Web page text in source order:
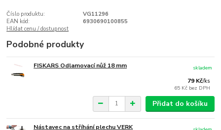
Číslo produktu:
VG11296
EAN kód:
6930690100855
Hlídat cenu / dostupnost
Podobné produkty
FISKARS Odlamovací nůž 18 mm
79 Kč/ks
65 Kč bez DPH
skladem
Přidat do košíku
Nástavec na stříhání plechu VERK